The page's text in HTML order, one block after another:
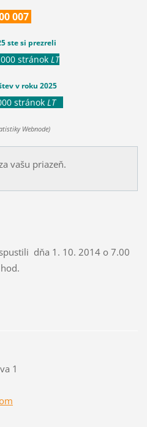
007
ste si prezreli
stránok LT
v roku 2025
stránok LT
Webnode)
vašu priazeň.
dňa 1. 10. 2014 o 7.00
hod.
1